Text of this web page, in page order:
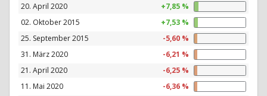
20. April 2020
+7,85 %
02. Oktober 2015
+7,53 %
25. September 2015
-5,60 %
31. März 2020
-6,21 %
21. April 2020
-6,25 %
11. Mai 2020
-6,36 %